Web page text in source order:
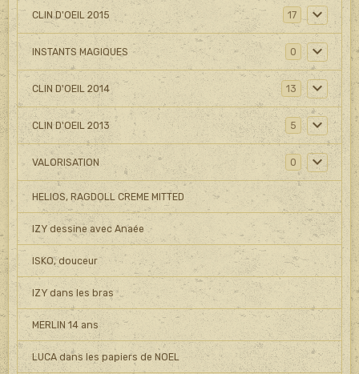
CLIN D'OEIL 2015 17
INSTANTS MAGIQUES 0
CLIN D'OEIL 2014 13
CLIN D'OEIL 2013 5
VALORISATION 0
HELIOS, RAGDOLL CREME MITTED
IZY dessine avec Anaée
ISKO, douceur
IZY dans les bras
MERLIN 14 ans
LUCA dans les papiers de NOEL